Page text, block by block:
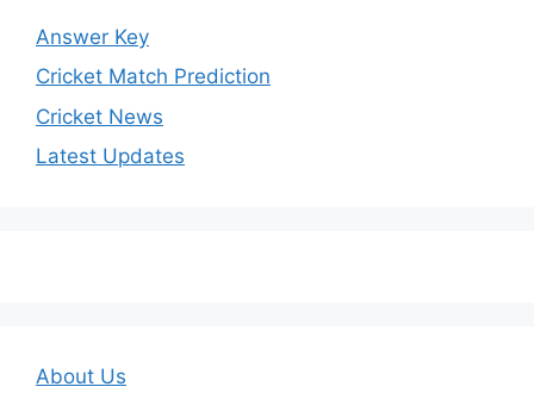
Answer Key
Cricket Match Prediction
Cricket News
Latest Updates
About Us